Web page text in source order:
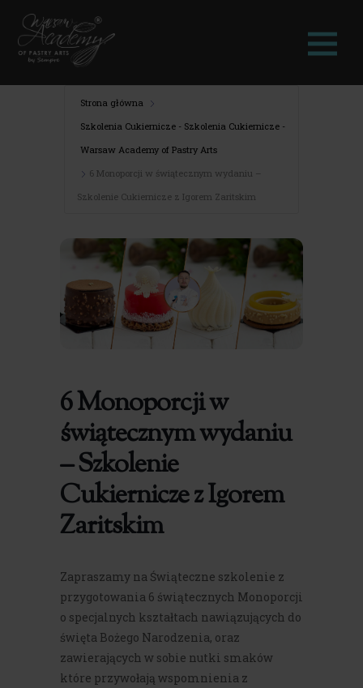
Strona główna
Szkolenia Cukiernicze - Szkolenia Cukiernicze -
Warsaw Academy of Pastry Arts
6 Monoporcji w świątecznym wydaniu –
Szkolenie Cukiernicze z Igorem Zaritskim
6 Monoporcji w
świątecznym wydaniu
– Szkolenie
Cukiernicze z Igorem
Zaritskim
Zapraszamy na Świąteczne szkolenie z
przygotowania 6 świątecznych Monoporcji
o specjalnych kształtach nawiązujących do
święta Bożego Narodzenia, oraz
zawierających w sobie nutki smaków
które przywołają wspomnienia z